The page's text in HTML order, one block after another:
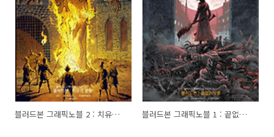
블러드본 그래픽노블 2 : 치유의 갈증 블러드본 그래픽노블 1 : 끝없는 악몽